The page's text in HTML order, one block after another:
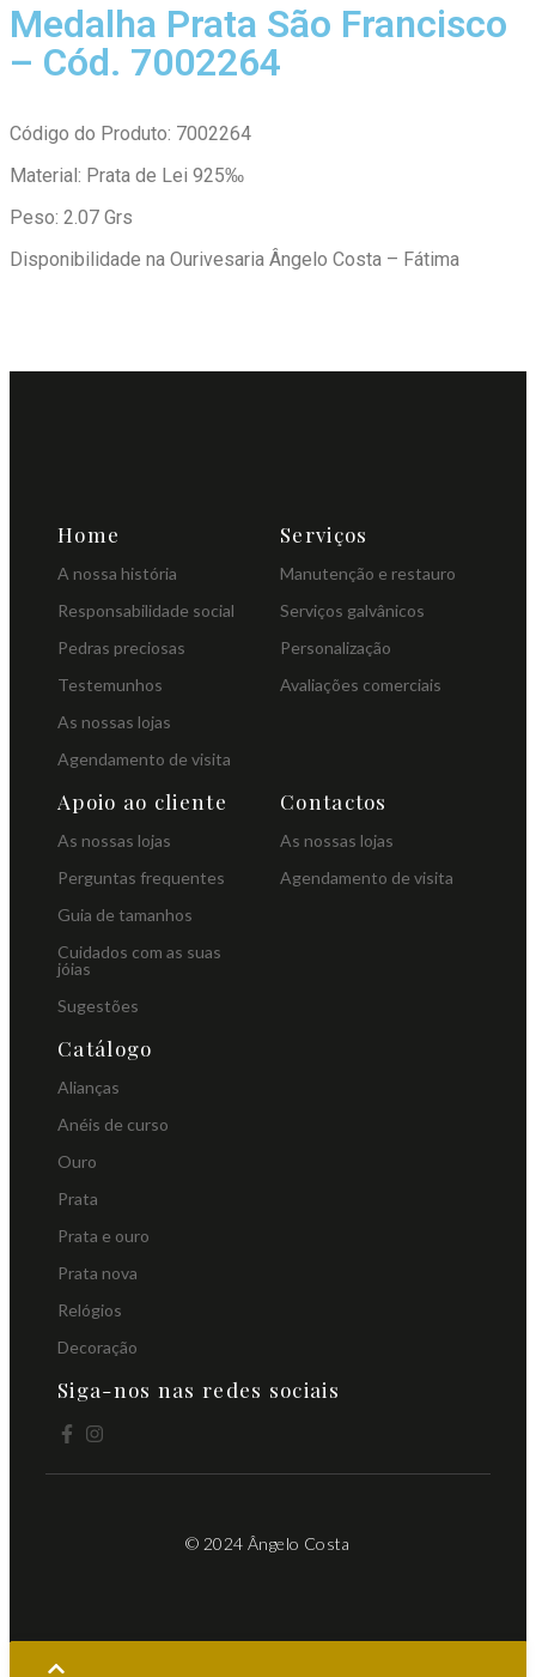
Medalha Prata São Francisco
– Cód. 7002264
Código do Produto: 7002264
Material: Prata de Lei 925‰
Peso: 2.07 Grs
Disponibilidade na Ourivesaria Ângelo Costa – Fátima
Home
A nossa história
Responsabilidade social
Pedras preciosas
Testemunhos
As nossas lojas
Agendamento de visita
Serviços
Manutenção e restauro
Serviços galvânicos
Personalização
Avaliações comerciais
Apoio ao cliente
As nossas lojas
Perguntas frequentes
Guia de tamanhos
Cuidados com as suas
jóias
Sugestões
Contactos
As nossas lojas
Agendamento de visita
Catálogo
Alianças
Anéis de curso
Ouro
Prata
Prata e ouro
Prata nova
Relógios
Decoração
Siga-nos nas redes sociais
© 2024 Ângelo Costa